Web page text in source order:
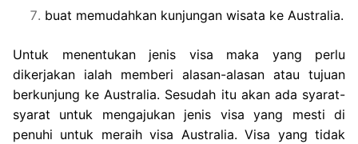
buat memudahkan kunjungan wisata ke Australia.
Untuk menentukan jenis visa maka yang perlu
dikerjakan ialah memberi alasan-alasan atau tujuan
berkunjung ke Australia. Sesudah itu akan ada syarat-
syarat untuk mengajukan jenis visa yang mesti di
penuhi untuk meraih visa Australia. Visa yang tidak